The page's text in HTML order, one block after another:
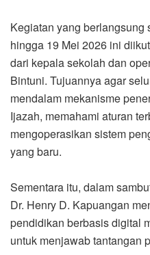
Kegiatan yang berlangsung
hingga 19 Mei 2026 ini
dari kepala sekolah dan
Bintuni. Tujuannya agar
mendalam mekanisme
Ijazah, memahami aturan
mengoperasikan sistem
yang baru.
Sementara itu, dalam
Dr. Henry D. Kapuangan
pendidikan berbasis digital
untuk menjawab tantangan